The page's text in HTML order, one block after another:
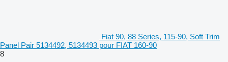
Fiat 90, 88 Series, 115-90, Soft Trim
Panel Pair 5134492, 5134493 pour FIAT 160-90
8